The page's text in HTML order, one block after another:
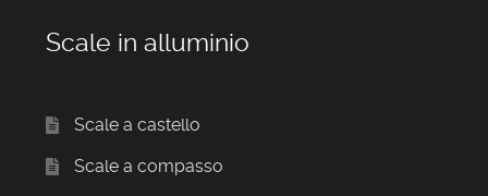
Scale in alluminio
Scale a castello
Scale a compasso